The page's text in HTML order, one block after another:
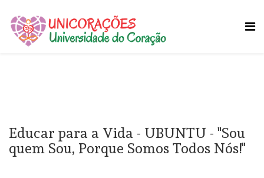
Educar para a Vida - UBUNTU - "Sou
quem Sou, Porque Somos Todos Nós!"